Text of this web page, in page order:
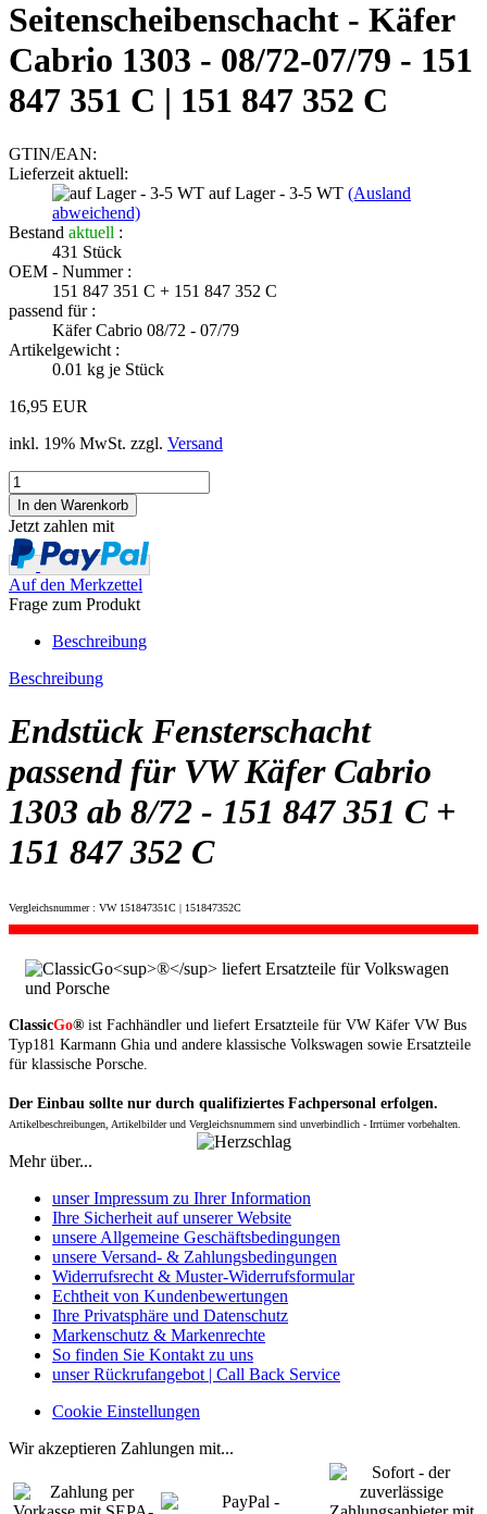
Seitenscheibenschacht - Käfer
Cabrio 1303 - 08/72-07/79 - 151
847 351 C | 151 847 352 C
GTIN/EAN:
Lieferzeit aktuell:
auf Lager - 3-5 WT (Ausland
abweichend)
Bestand aktuell :
431 Stück
OEM - Nummer :
151 847 351 C + 151 847 352 C
passend für :
Käfer Cabrio 08/72 - 07/79
Artikelgewicht :
0.01 kg je Stück
16,95 EUR
inkl. 19% MwSt. zzgl. Versand
Jetzt zahlen mit
Auf den Merkzettel
Frage zum Produkt
Beschreibung
Beschreibung
Endstück Fensterschacht
passend für VW Käfer Cabrio
1303 ab 8/72 - 151 847 351 C +
151 847 352 C
Vergleichsnummer : VW 151847351C | 151847352C
ClassicGo® ist Fachhändler und liefert Ersatzteile für VW Käfer VW Bus
Typ181 Karmann Ghia und andere klassische Volkswagen sowie Ersatzteile
für klassische Porsche.
Der Einbau sollte nur durch qualifiziertes Fachpersonal erfolgen.
Artikelbeschreibungen, Artikelbilder und Vergleichsnummern sind unverbindlich - Irrtümer vorbehalten.
Mehr über...
unser Impressum zu Ihrer Information
Ihre Sicherheit auf unserer Website
unsere Allgemeine Geschäftsbedingungen
unsere Versand- & Zahlungsbedingungen
Widerrufsrecht & Muster-Widerrufsformular
Echtheit von Kundenbewertungen
Ihre Privatsphäre und Datenschutz
Markenschutz & Markenrechte
So finden Sie Kontakt zu uns
unser Rückrufangebot | Call Back Service
Cookie Einstellungen
Wir akzeptieren Zahlungen mit...